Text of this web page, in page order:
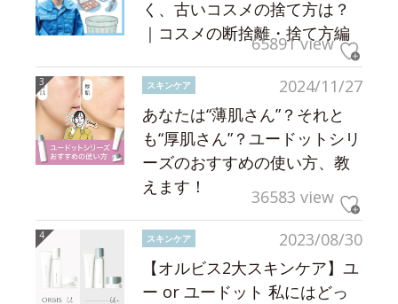
く、古いコスメの捨て方は？
｜コスメの断捨離・捨て方編
65891 view
2024/11/27
スキンケア
あなたは“薄肌さん”？それと
も“厚肌さん”？ユードットシリ
ーズのおすすめの使い方、教
えます！
36583 view
2023/08/30
スキンケア
【オルビス2大スキンケア】ユ
ー or ユードット 私にはどっ